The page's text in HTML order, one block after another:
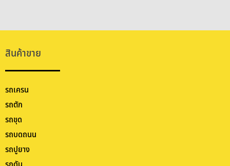
สินค้าขาย
รถเครน
รถตัก
รถขุด
รถบดถนน
รถปูยาง